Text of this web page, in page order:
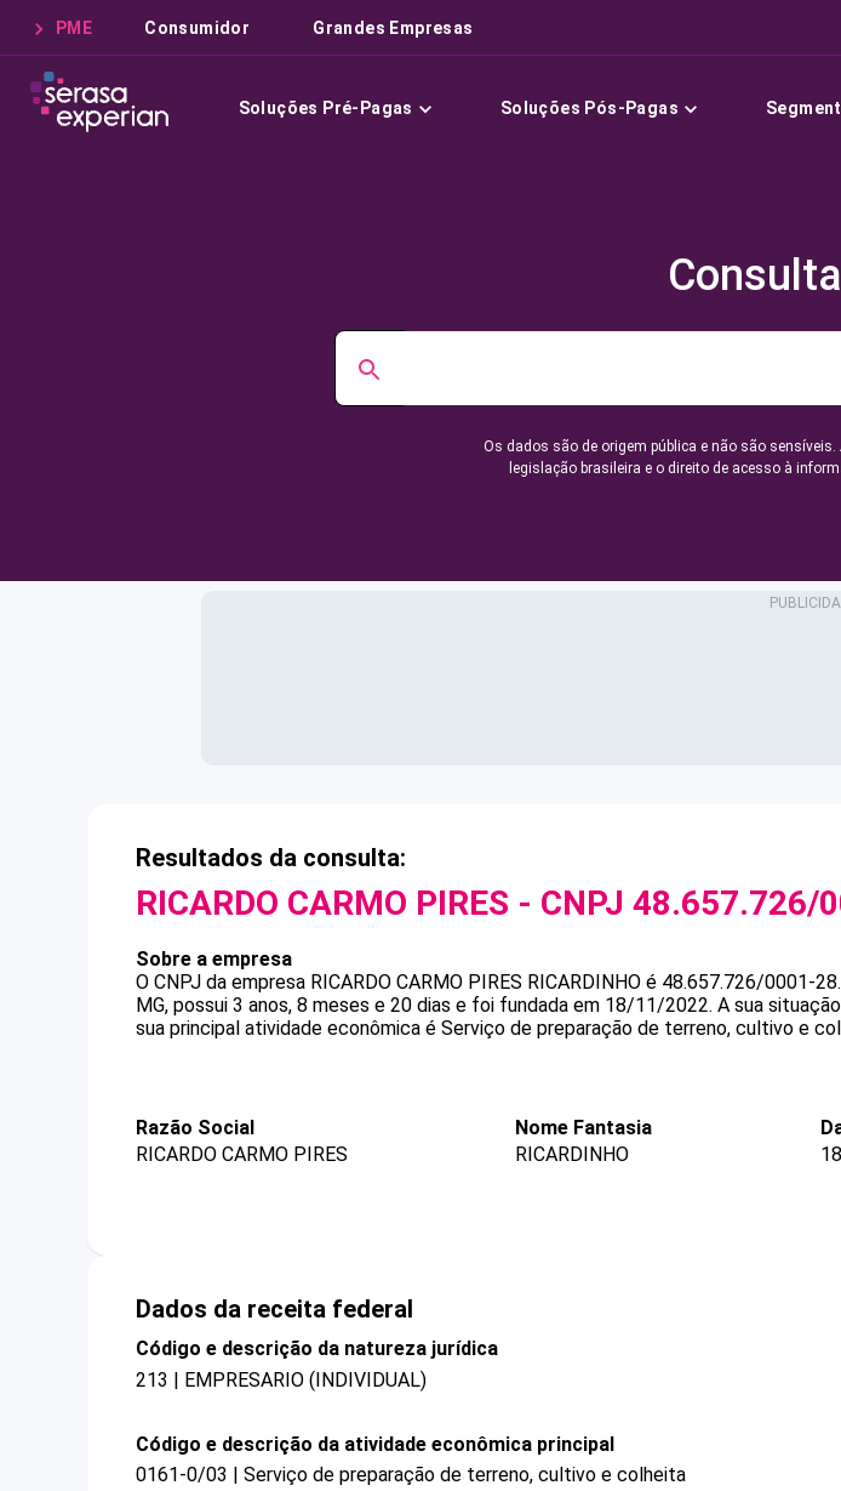
PME Consumidor Grandes Empresas
Soluções Pré-Pagas Soluções Pós-Pagas
Os dados são de origem pública e não são
legislação brasileira e o direito de acesso à
Resultados da consulta:
RICARDO CARMO PIRES - CNPJ 48.657.726/
Sobre a empresa
O CNPJ da empresa RICARDO CARMO PIRES RICARDINHO é 48.657.726/0001-28.
MG, possui 3 anos, 8 meses e 20 dias e foi fundada em 18/11/2022. A sua
sua principal atividade econômica é Serviço de preparação de terreno, cultivo e
Razão Social
RICARDO CARMO PIRES
Nome Fantasia
RICARDINHO
Dados da receita federal
Código e descrição da natureza jurídica
213 | EMPRESARIO (INDIVIDUAL)
Código e descrição da atividade econômica principal
0161-0/03 | Serviço de preparação de terreno, cultivo e colheita